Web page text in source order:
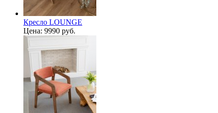
Кресло LOUNGE
Цена: 9990 руб.